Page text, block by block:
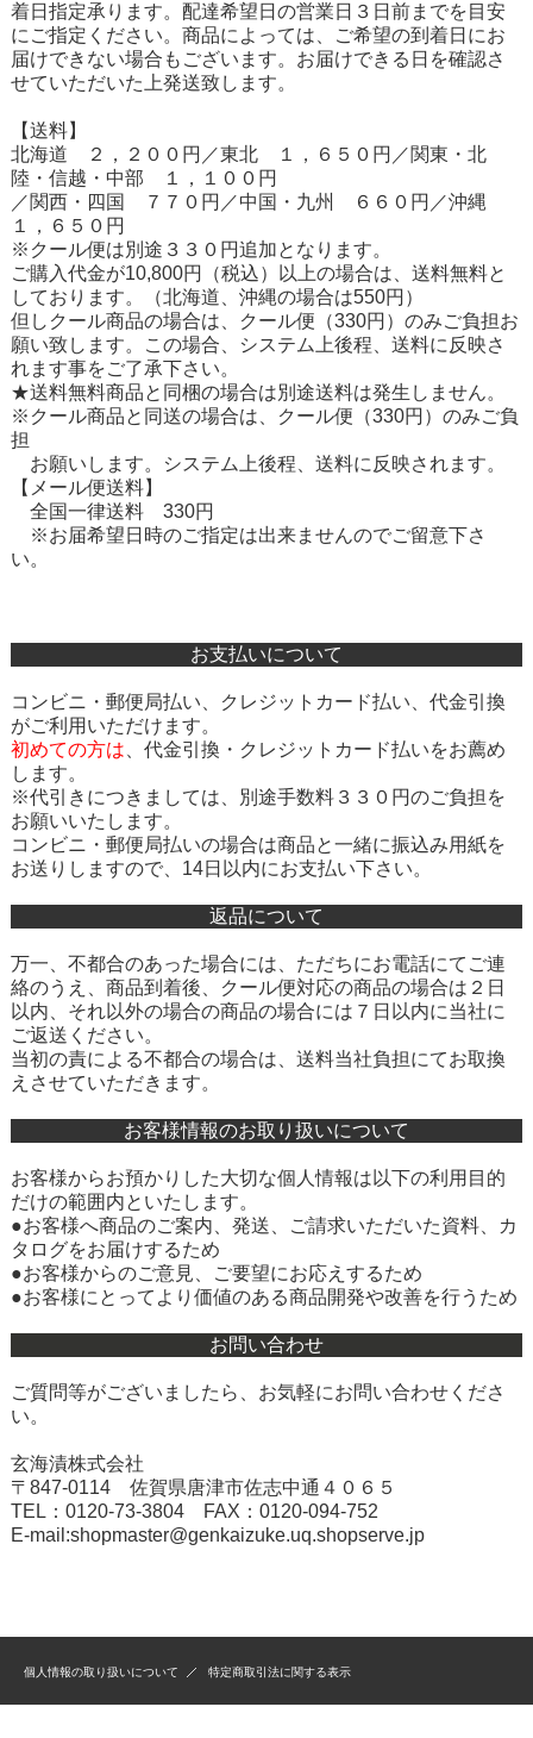
着日指定承ります。配達希望日の営業日３日前までを目安
にご指定ください。商品によっては、ご希望の到着日にお
届けできない場合もございます。お届けできる日を確認さ
せていただいた上発送致します。
【送料】
北海道 ２，２００円／東北 １，６５０円／関東・北
陸・信越・中部 １，１００円
／関西・四国 ７７０円／中国・九州 ６６０円／沖縄
１，６５０円
※クール便は別途３３０円追加となります。
ご購入代金が10,800円（税込）以上の場合は、送料無料と
しております。（北海道、沖縄の場合は550円）
但しクール商品の場合は、クール便（330円）のみご負担お
願い致します。この場合、システム上後程、送料に反映さ
れます事をご了承下さい。
★送料無料商品と同梱の場合は別途送料は発生しません。
※クール商品と同送の場合は、クール便（330円）のみご負
担
お願いします。システム上後程、送料に反映されます。
【メール便送料】
全国一律送料 330円
※お届希望日時のご指定は出来ませんのでご留意下さ
い。
お支払いについて
コンビニ・郵便局払い、クレジットカード払い、代金引換
がご利用いただけます。
初めての方は
代金引換・クレジットカード払いをお薦め
します。
※代引きにつきましては、別途手数料３３０円のご負担を
お願いいたします。
コンビニ・郵便局払いの場合は商品と一緒に振込み用紙を
お送りしますので、14日以内にお支払い下さい。
返品について
万一、不都合のあった場合には、ただちにお電話にてご連
絡のうえ、商品到着後、クール便対応の商品の場合は２日
以内、それ以外の場合の商品の場合には７日以内に当社に
ご返送ください。
当初の責による不都合の場合は、送料当社負担にてお取換
えさせていただきます。
お客様情報のお取り扱いについて
お客様からお預かりした大切な個人情報は以下の利用目的
だけの範囲内といたします。
●お客様へ商品のご案内、発送、ご請求いただいた資料、カ
タログをお届けするため
●お客様からのご意見、ご要望にお応えするため
●お客様にとってより価値のある商品開発や改善を行うため
お問い合わせ
ご質問等がございましたら、お気軽にお問い合わせくださ
い。
玄海漬株式会社
〒847‐0114 佐賀県唐津市佐志中通４０６５
TEL：0120-73-3804 FAX：0120-094-752
E-mail:shopmaster@genkaizuke.uq.shopserve.jp
個人情報の取り扱いについて 特定商取引法に関する表示